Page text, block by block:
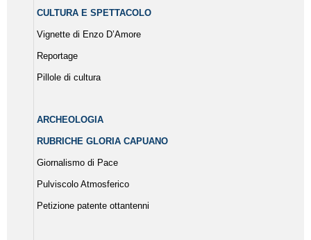
CULTURA E SPETTACOLO
Vignette di Enzo D’Amore
Reportage
Pillole di cultura
ARCHEOLOGIA
RUBRICHE GLORIA CAPUANO
Giornalismo di Pace
Pulviscolo Atmosferico
Petizione patente ottantenni